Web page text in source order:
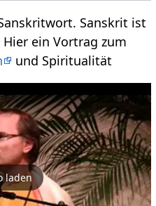
Sanskrit ist
Hier ein Vortrag zum
und Spiritualität
laden